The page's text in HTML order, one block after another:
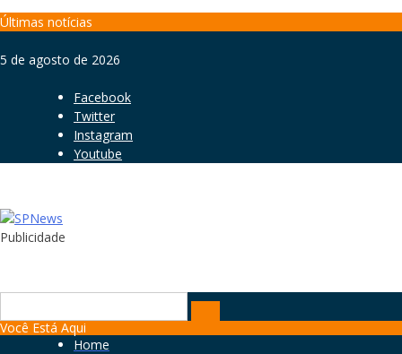
Skip
content
Últimas notícias
5 de agosto de 2026
Facebook
Twitter
Instagram
Youtube
Publicidade
for:
Você Está Aqui
Home